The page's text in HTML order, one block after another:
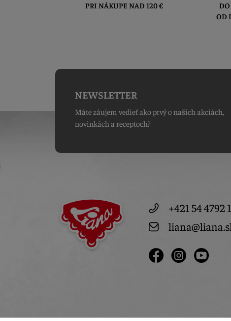
PRI NÁKUPE NAD 120 €
OD
NEWSLETTER
Máte záujem vedieť ako prvý o našich akciách,
novinkách a receptoch?
+421 54 4792